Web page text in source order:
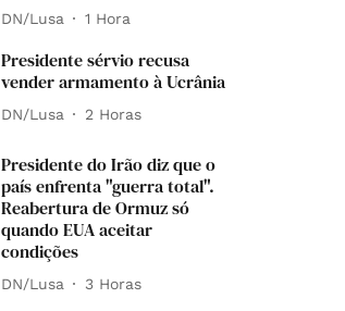
DN/Lusa 1 Hora
Presidente sérvio recusa
vender armamento à Ucrânia
DN/Lusa 2 Horas
Presidente do Irão diz que o
país enfrenta "guerra total".
Reabertura de Ormuz só
quando EUA aceitar
condições
DN/Lusa 3 Horas